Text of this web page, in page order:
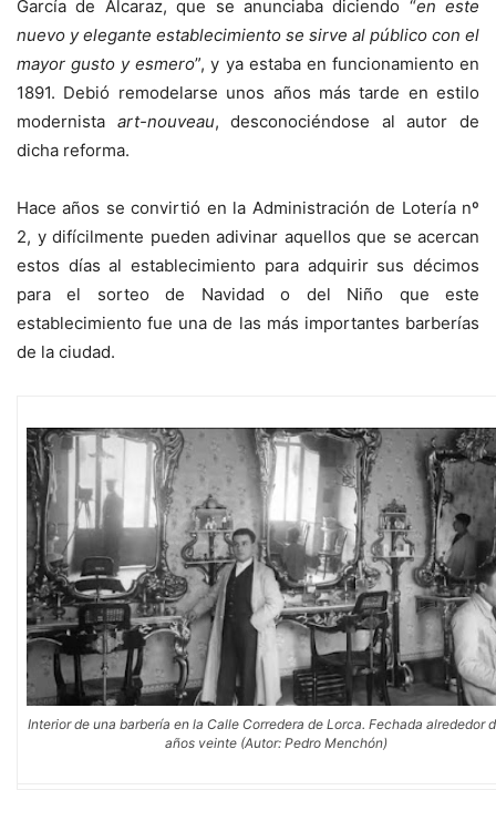
García de Alcaraz, que se anunciaba diciendo “en este
nuevo y elegante establecimiento se sirve al público con el
mayor gusto y esmero”, y ya estaba en funcionamiento en
1891. Debió remodelarse unos años más tarde en estilo
modernista art-nouveau, desconociéndose al autor de
dicha reforma.
Hace años se convirtió en la Administración de Lotería nº
2, y difícilmente pueden adivinar aquellos que se acercan
estos días al establecimiento para adquirir sus décimos
para el sorteo de Navidad o del Niño que este
establecimiento fue una de las más importantes barberías
de la ciudad.
Interior de una barbería en la Calle Corredera de Lorca. Fechada alrededor
años veinte (Autor: Pedro Menchón)